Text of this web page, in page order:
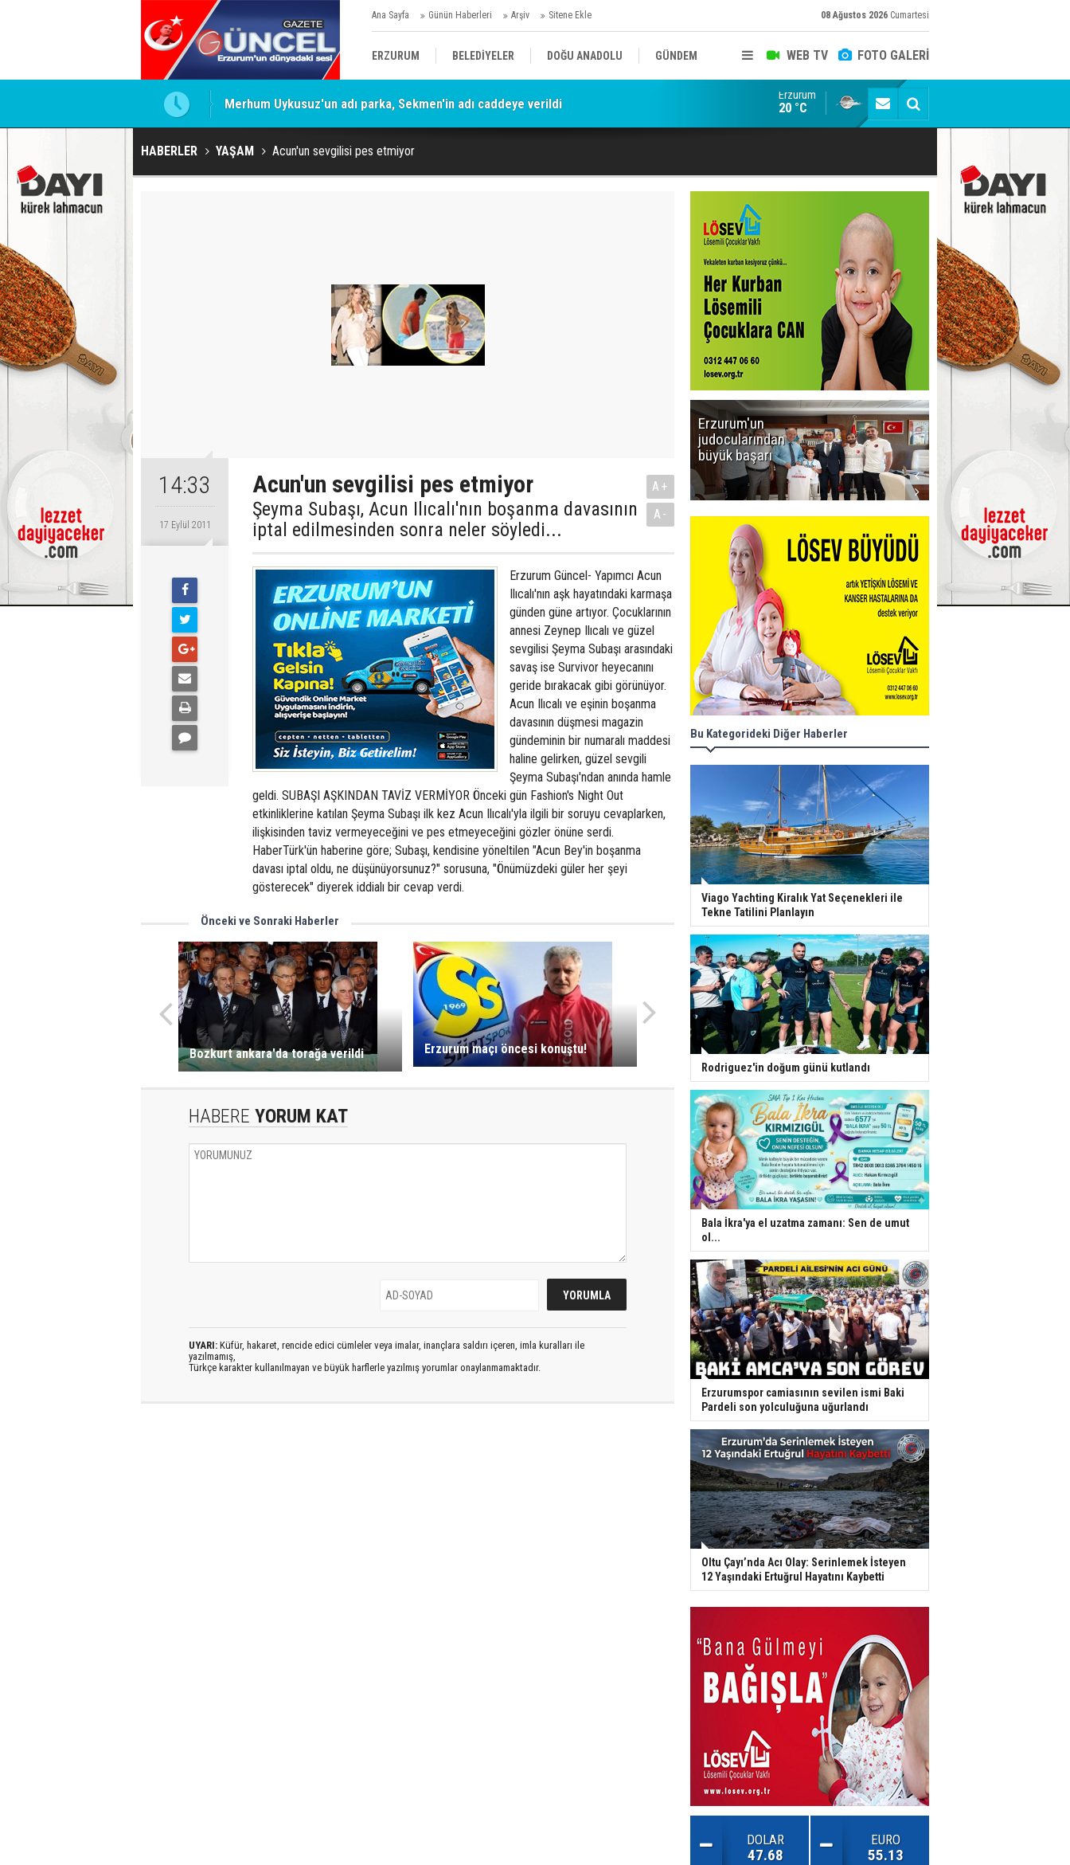
Ana Sayfa Günün Haberleri Arşiv Sitene Ekle 08 Ağustos 2026 Cumartesi
WEB TV FOTO GALERİ
ERZURUM BELEDİYELER DOĞU ANADOLU GÜNDEM
SİYASET AFAD/ SAVAŞ SPOR
KÜLTÜR/SANAT//MAĞAZİN
Merhum Uykusuz'un adı parka, Sekmen'in adı caddeye verildi Konuşanlar'a katıldı, söyledikleri başına iş açtı!
Erzurum
20 °C
HABERLER YAŞAM Acun'un sevgilisi pes etmiyor
14:33
17 Eylül 2011
Acun'un sevgilisi pes etmiyor
Şeyma Subaşı, Acun Ilıcalı'nın boşanma davasının
iptal edilmesinden sonra neler söyledi...
A+
A-
Erzurum Güncel- Yapımcı Acun
Ilıcalı'nın aşk hayatındaki karmaşa
günden güne artıyor. Çocuklarının
annesi Zeynep Ilıcalı ve güzel
sevgilisi Şeyma Subaşı arasındaki
savaş ise Survivor heyecanını
geride bırakacak gibi görünüyor.
Acun Ilıcalı ve eşinin boşanma
davasının düşmesi magazin
gündeminin bir numaralı maddesi
haline gelirken, güzel sevgili
Şeyma Subaşı'ndan anında hamle
geldi. SUBAŞI AŞKINDAN TAVİZ VERMİYOR Önceki gün Fashion's Night Out
etkinliklerine katılan Şeyma Subaşı ilk kez Acun Ilıcalı'yla ilgili bir soruyu cevaplarken,
ilişkisinden taviz vermeyeceğini ve pes etmeyeceğini gözler önüne serdi.
HaberTürk'ün haberine göre; Subaşı, kendisine yöneltilen "Acun Bey'in boşanma
davası iptal oldu, ne düşünüyorsunuz?" sorusuna, "Önümüzdeki güler her şeyi
gösterecek" diyerek iddialı bir cevap verdi.
Önceki ve Sonraki Haberler
Bozkurt ankara'da torağa verildi Erzurum maçı öncesi konuştu!
HABERE YORUM KAT
UYARI: Küfür, hakaret, rencide edici cümleler veya imalar, inançlara saldırı içeren, imla kuralları ile
yazılmamış,
Türkçe karakter kullanılmayan ve büyük harflerle yazılmış yorumlar onaylanmamaktadır.
Erzurum'un
judocularından
büyük başarı
Bu Kategorideki Diğer Haberler
Viago Yachting Kiralık Yat Seçenekleri ile
Tekne Tatilini Planlayın
Rodriguez'in doğum günü kutlandı
Bala İkra'ya el uzatma zamanı: Sen de umut
ol...
Erzurumspor camiasının sevilen ismi Baki
Pardeli son yolculuğuna uğurlandı
Oltu Çayı’nda Acı Olay: Serinlemek İsteyen
12 Yaşındaki Ertuğrul Hayatını Kaybetti
DOLAR
47.68
EURO
55.13